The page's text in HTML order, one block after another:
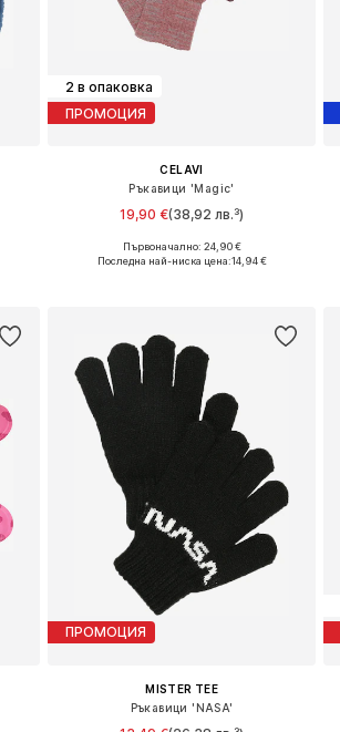
2 в опаковка
ПРОМОЦИЯ
CELAVI
Ръкавици 'Magic'
19,90 €(38,92 лв.³)
Налични размери: XXS-XS, S-M
Първоначално: 24,90 €
Последна най-ниска цена:14,94 €
ПРОМОЦИЯ
MISTER TEE
Ръкавици 'NASA'